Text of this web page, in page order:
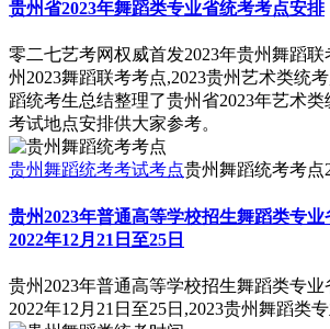
贵州省2023年舞蹈类专业省统考考点安排
零二七艺考网权威首发2023年贵州舞蹈
州2023舞蹈联考考点,2023贵州艺术类统
蹈统考生总结整理了贵州省2023年艺术
考试地点安排供大家参考。
贵州舞蹈统考考试考点贵州舞蹈统考考点
贵州2023年普通高等学校招生舞蹈类专业
2022年12月21日至25日
贵州2023年普通高等学校招生舞蹈类专业
2022年12月21日至25日,2023贵州舞蹈类